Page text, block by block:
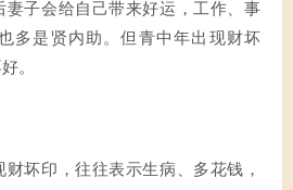
妻子会给自己带来好运，工作、事
多是贤内助。但青中年出现财坏
。
坏印，往往表示生病、多花钱，